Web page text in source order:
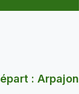
: Arpajon